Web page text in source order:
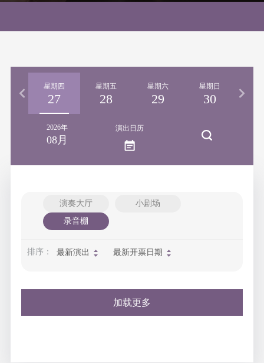
星期四
27
星期五
28
星期六
29
星期日
30
2026年
08月
演出日历
演奏大厅
小剧场
录音棚
排序： 最新演出 最新开票日期
加载更多